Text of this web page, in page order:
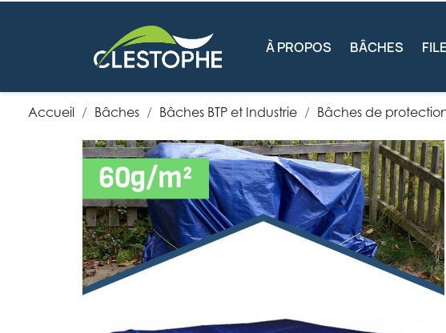
À PROPOS BÂCHES
Accueil Bâches Bâches BTP et Industrie Bâches de